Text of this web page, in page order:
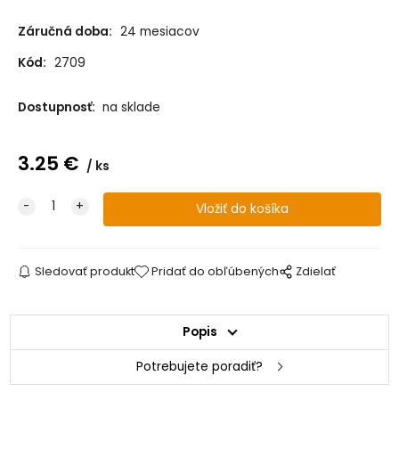
Záručná doba: 24 mesiacov
Kód: 2709
Dostupnosť: na sklade
3.25 € ks
Sledovať produkt Pridať do obľúbených Zdielať
Popis
Potrebujete poradiť?